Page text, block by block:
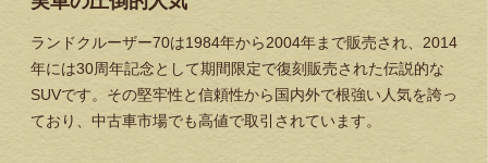
ランドクルーザー70は1984年から2004年まで販売され、2014
年には30周年記念として期間限定で復刻販売された伝説的な
SUVです。その堅牢性と信頼性から国内外で根強い人気を誇っ
ており、中古車市場でも高値で取引されています。